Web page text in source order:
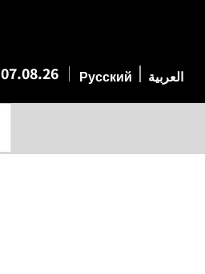
07.08.26 العربية Русский